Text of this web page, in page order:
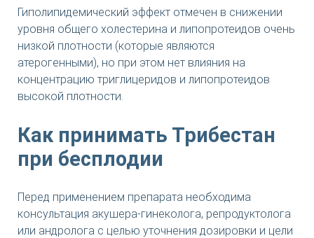
Гиполипидемический эффект отмечен в снижении
уровня общего холестерина и липопротеидов очень
низкой плотности (которые являются
атерогенными), но при этом нет влияния на
концентрацию триглицеридов и липопротеидов
высокой плотности.
Как принимать Трибестан
при бесплодии
Перед применением препарата необходима
консультация акушера-гинеколога, репродуктолога
или андролога с целью уточнения дозировки и цели